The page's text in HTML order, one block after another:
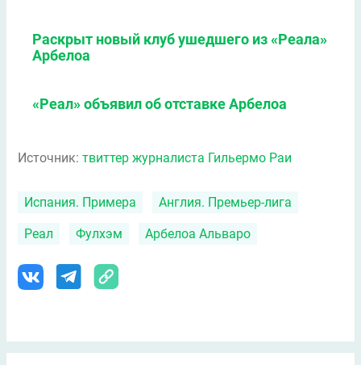
Раскрыт новый клуб ушедшего из «Реала»
Арбелоа
«Реал» объявил об отставке Арбелоа
Источник: твиттер журналиста Гильермо Раи
Испания. Примера Англия. Премьер-лига
Реал Фулхэм Арбелоа Альваро